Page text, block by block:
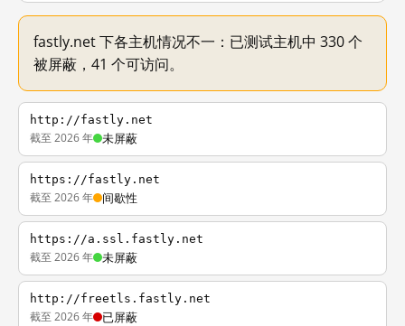
fastly.net 下各主机情况不一：已测试主机中 330 个
被屏蔽，41 个可访问。
http://fastly.net
截至 2026 年 未屏蔽
https://fastly.net
截至 2026 年 间歇性
https://a.ssl.fastly.net
截至 2026 年 未屏蔽
http://freetls.fastly.net
截至 2026 年 已屏蔽